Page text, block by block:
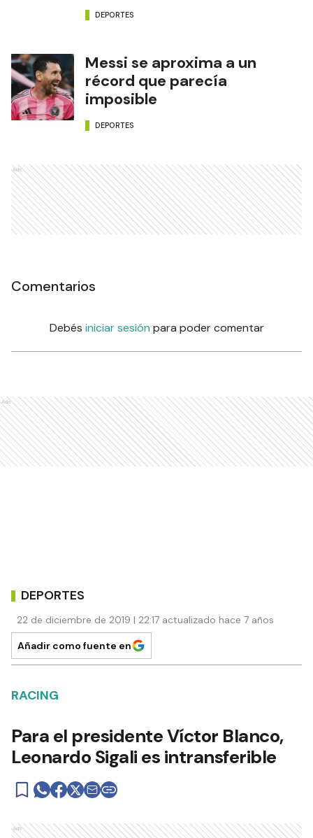
DEPORTES
Messi se aproxima a un
récord que parecía
imposible
DEPORTES
Ads
Comentarios
Debés iniciar sesión para poder comentar
Ads
DEPORTES
22 de diciembre de 2019 | 22:17 actualizado hace 7 años
Añadir como fuente en
RACING
Para el presidente Víctor Blanco,
Leonardo Sigali es intransferible
Ads